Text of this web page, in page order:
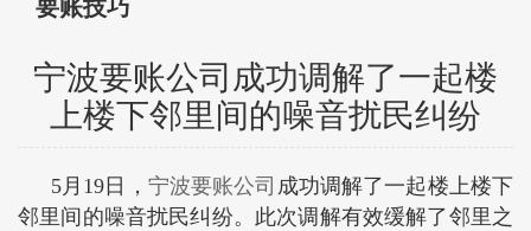
要账技巧
宁波要账公司成功调解了一起楼
上楼下邻里间的噪音扰民纠纷
5月19日， 宁波要账公司 成功调解了一起楼上楼下
邻里间的噪音扰民纠纷。此次调解有效缓解了邻里之